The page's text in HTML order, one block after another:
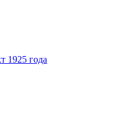
1925 года